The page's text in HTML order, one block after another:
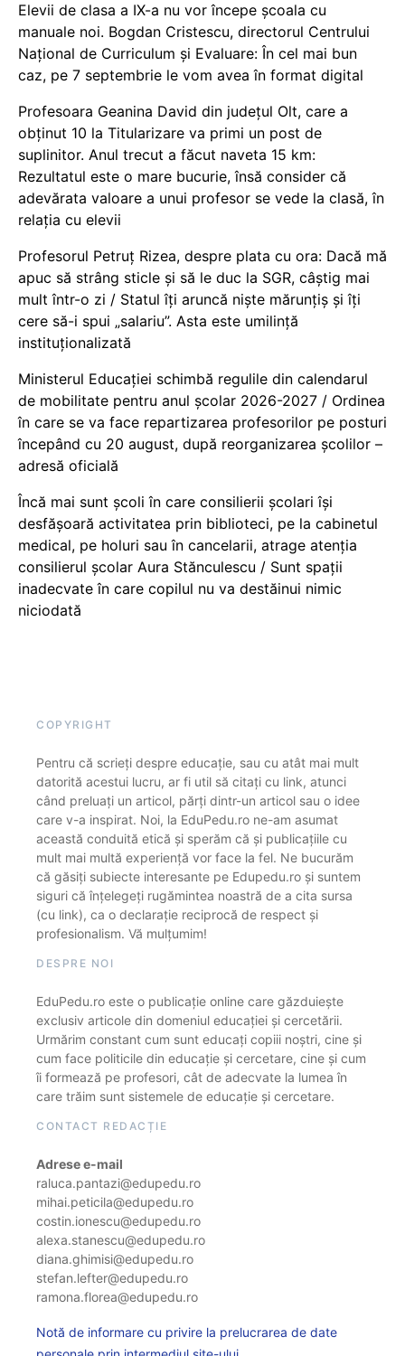
Elevii de clasa a IX-a nu vor începe școala cu
manuale noi. Bogdan Cristescu, directorul Centrului
Național de Curriculum și Evaluare: În cel mai bun
caz, pe 7 septembrie le vom avea în format digital
Profesoara Geanina David din județul Olt, care a
obținut 10 la Titularizare va primi un post de
suplinitor. Anul trecut a făcut naveta 15 km:
Rezultatul este o mare bucurie, însă consider că
adevărata valoare a unui profesor se vede la clasă, în
relația cu elevii
Profesorul Petruț Rizea, despre plata cu ora: Dacă mă
apuc să strâng sticle și să le duc la SGR, câștig mai
mult într-o zi / Statul îți aruncă niște mărunțiș și îți
cere să-i spui „salariu”. Asta este umilință
instituționalizată
Ministerul Educației schimbă regulile din calendarul
de mobilitate pentru anul școlar 2026-2027 / Ordinea
în care se va face repartizarea profesorilor pe posturi
începând cu 20 august, după reorganizarea școlilor –
adresă oficială
Încă mai sunt școli în care consilierii școlari își
desfășoară activitatea prin biblioteci, pe la cabinetul
medical, pe holuri sau în cancelarii, atrage atenția
consilierul școlar Aura Stănculescu / Sunt spații
inadecvate în care copilul nu va destăinui nimic
niciodată
COPYRIGHT
Pentru că scrieți despre educație, sau cu atât mai mult
datorită acestui lucru, ar fi util să citați cu link, atunci
când preluați un articol, părți dintr-un articol sau o idee
care v-a inspirat. Noi, la EduPedu.ro ne-am asumat
această conduită etică și sperăm că și publicațiile cu
mult mai multă experiență vor face la fel. Ne bucurăm
că găsiți subiecte interesante pe Edupedu.ro și suntem
siguri că înțelegeți rugămintea noastră de a cita sursa
(cu link), ca o declarație reciprocă de respect și
profesionalism. Vă mulțumim!
DESPRE NOI
EduPedu.ro este o publicație online care găzduiește
exclusiv articole din domeniul educației și cercetării.
Urmărim constant cum sunt educați copiii noștri, cine și
cum face politicile din educație și cercetare, cine și cum
îi formează pe profesori, cât de adecvate la lumea în
care trăim sunt sistemele de educație și cercetare.
CONTACT REDACȚIE
Adrese e-mail
raluca.pantazi@edupedu.ro
mihai.peticila@edupedu.ro
costin.ionescu@edupedu.ro
alexa.stanescu@edupedu.ro
diana.ghimisi@edupedu.ro
stefan.lefter@edupedu.ro
ramona.florea@edupedu.ro
Notă de informare cu privire la prelucrarea de date